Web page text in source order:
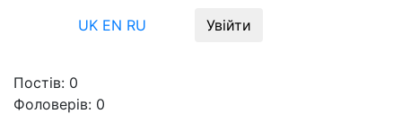
UK EN RU Увійти
Постів: 0
Фоловерів: 0